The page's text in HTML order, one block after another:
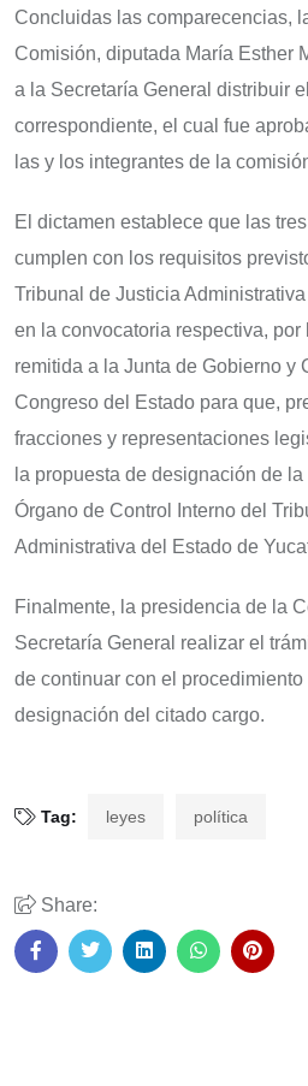
Concluidas las comparecencias,
Comisión, diputada María Esther
a la Secretaría General distribuir
correspondiente, el cual fue
las y los integrantes de la
El dictamen establece que las
cumplen con los requisitos
Tribunal de Justicia
en la convocatoria respectiva, por
remitida a la Junta de Gobierno y
Congreso del Estado para que,
fracciones y representaciones
la propuesta de designación de la
Órgano de Control Interno del
Administrativa del Estado de
Finalmente, la presidencia de la
Secretaría General realizar el
de continuar con el
designación del citado cargo.
Tag: leyes política
Share: